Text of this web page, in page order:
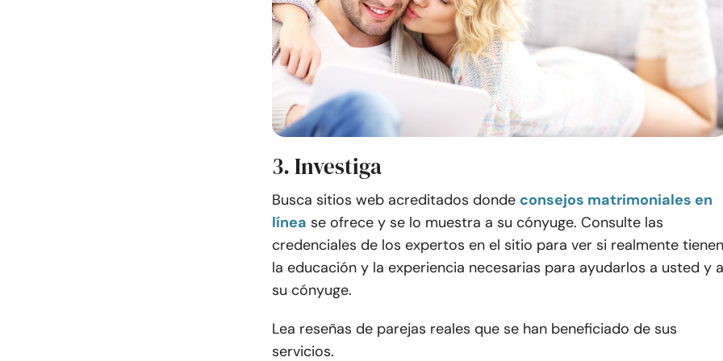
3. Investiga
Busca sitios web acreditados donde consejos matrimoniales en
línea se ofrece y se lo muestra a su cónyuge. Consulte las
credenciales de los expertos en el sitio para ver si realmente tienen
la educación y la experiencia necesarias para ayudarlos a usted y a
su cónyuge.
Lea reseñas de parejas reales que se han beneficiado de sus
servicios.